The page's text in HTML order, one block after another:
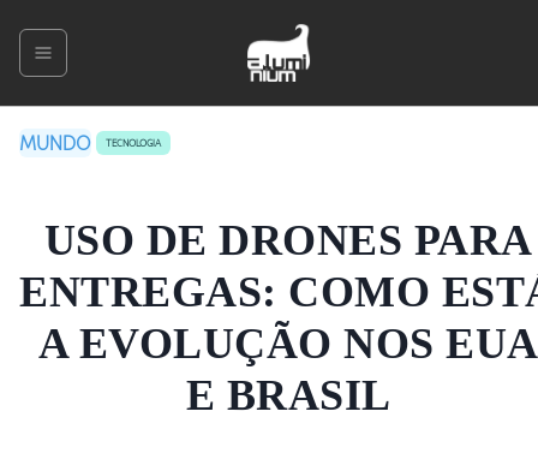
MUNDO TECNOLOGIA
USO DE DRONES PARA
ENTREGAS: COMO
A EVOLUÇÃO NOS EUA
E BRASIL